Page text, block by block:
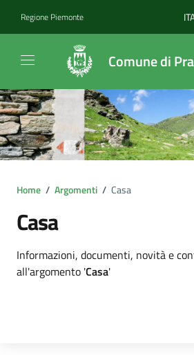
Regione Piemonte
Comune di
Home / Argomenti / Casa
Casa
Dettagli
Informazioni, documenti, novità e
all'argomento 'Casa'